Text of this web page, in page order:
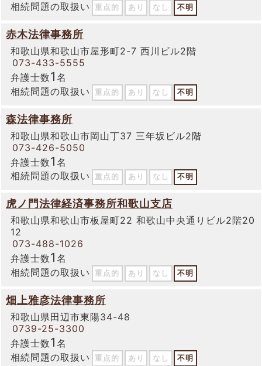
相続問題の取扱い
重点的 あり なし 不明
赤木法律事務所
和歌山県和歌山市屋形町2-7 西川ビル2階
073-433-5555
弁護士数1 名
相続問題の取扱い
重点的 あり なし 不明
森法律事務所
和歌山県和歌山市岡山丁37 三年坂ビル2階
073-426-5050
弁護士数1 名
相続問題の取扱い
重点的 あり なし 不明
虎ノ門法律経済事務所和歌山支店
和歌山県和歌山市板屋町22 和歌山中央通りビル2階20
12
073-488-1026
弁護士数1 名
相続問題の取扱い
重点的 あり なし 不明
畑上雅彦法律事務所
和歌山県田辺市東陽34-48
0739-25-3300
弁護士数1 名
相続問題の取扱い
重点的 あり なし 不明